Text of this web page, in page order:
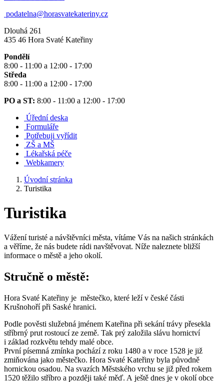
podatelna@horasvatekateriny.cz
Dlouhá 261
435 46 Hora Svaté Kateřiny
Pondělí
8:00 - 11:00 a 12:00 - 17:00
Středa
8:00 - 11:00 a 12:00 - 17:00
PO a ST: 8:00 - 11:00 a 12:00 - 17:00
Úřední deska
Formuláře
Potřebuji vyřídit
ZŠ a MŠ
Lékařská péče
Webkamery
Úvodní stránka
Turistika
Turistika
Vážení turisté a návštěvníci města, vítáme Vás na našich stránkách
a věříme, že nás budete rádi navštěvovat. Níže naleznete bližší
informace o městě a jeho okolí.
Stručně o městě:
Hora Svaté Kateřiny je městečko, které leží v české části
Krušnohoří při Saské hranici.
Podle pověsti služebná jménem Kateřina při sekání trávy přesekla
stříbrný prut rostoucí ze země. Tak prý založila slávu hornictví
i základ rozkvětu tehdy malé obce.
První písemná zmínka pochází z roku 1480 a v roce 1528 je již
zmiňována jako městečko. Hora Svaté Kateřiny byla původně
hornickou osadou. Na svazích Městského vrchu se již před rokem
1520 těžilo stříbro a později také měď. A ještě dnes je v okolí obce